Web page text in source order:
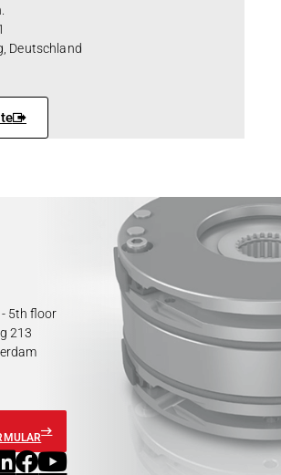
Deutschland
5th floor
213